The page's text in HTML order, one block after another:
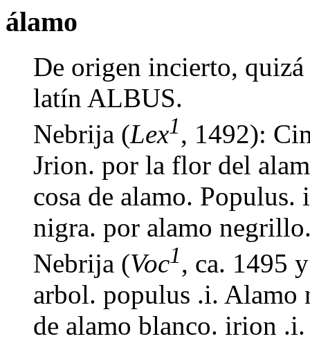
álamo
De origen incierto,
latín ALBUS.
Nebrija (Lex1, 1492):
Jrion. por la flor del
cosa de alamo.
nigra. por alamo
Nebrija (Voc1, ca. 1495
arbol. populus .i. Alamo
de alamo blanco. irion .i.